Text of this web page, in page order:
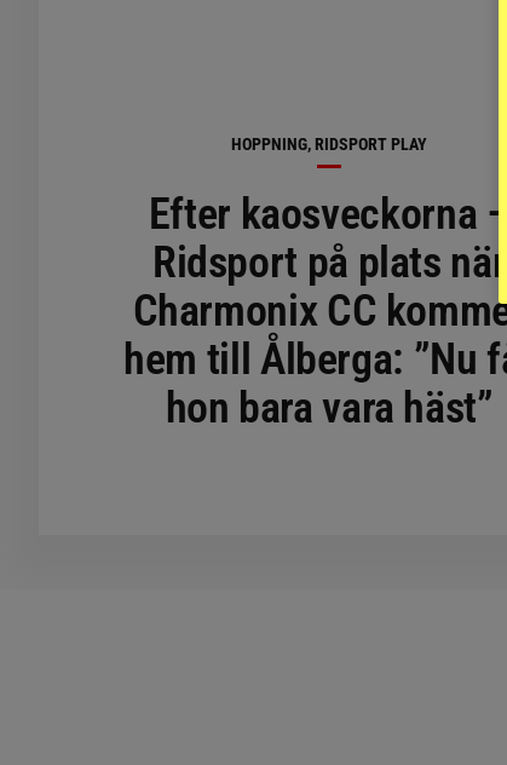
HOPPNING, RIDSPORT PLAY
Efter kaosveckorna –
Ridsport på plats när
Charmonix CC
hem till Ålberga: ”Nu
hon bara vara häst”